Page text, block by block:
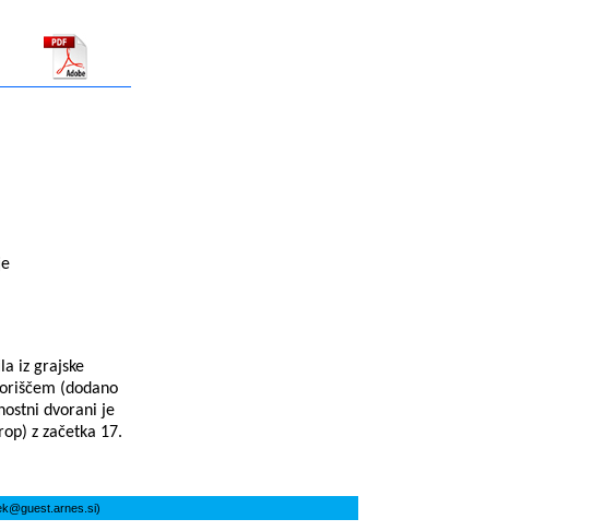
iz grajske
(dodano
dvorani je
z začetka 17.